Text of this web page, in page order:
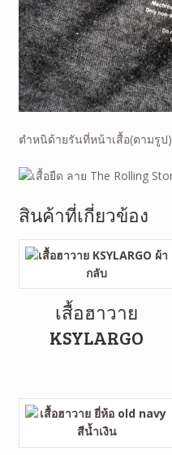
ตำหนิด้ายรันที่หน้าเสื้อ(ตามรูป)
สินค้าที่เกี่ยวข้อง
เสื้อฮาวาย
KSYLARGO